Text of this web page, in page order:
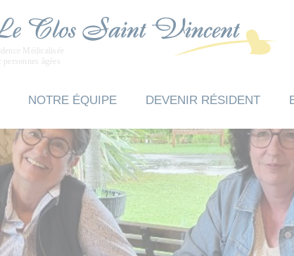
NOTRE ÉQUIPE DEVENIR RÉSIDENT